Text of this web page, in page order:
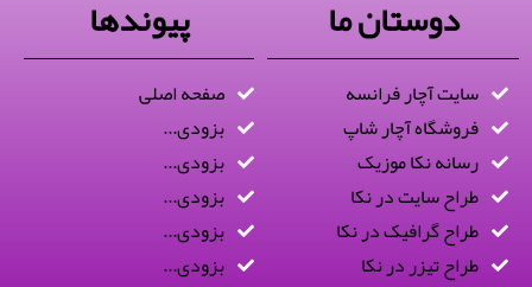
دوستان ما
سایت آچار فرانسه
فروشگاه آچار شاپ
رسانه نکا موزیک
طراح سایت در نکا
طراح گرافیک در نکا
طراح تیزر در نکا
پیوندها
صفحه اصلی
بزودی...
بزودی...
بزودی...
بزودی...
بزودی...